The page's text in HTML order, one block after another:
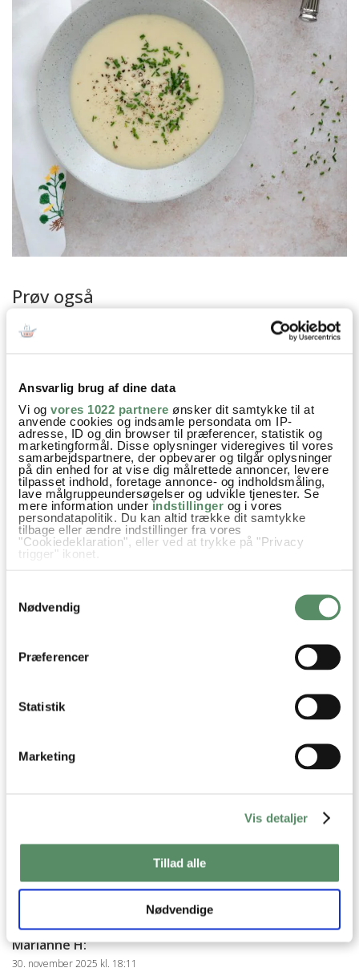
Ansvarlig brug af dine data
Vi og vores 1022 partnere ønsker dit samtykke til at
anvende cookies og indsamle persondata om IP-
adresse, ID og din browser til præferencer, statistik og
marketingformål. Disse oplysninger videregives til vores
samarbejdspartnere, der opbevarer og tilgår oplysninger
på din enhed for at vise dig målrettede annoncer, levere
tilpasset indhold, foretage annonce- og indholdsmåling,
lave målgruppeundersøgelser og udvikle tjenester. Se
mere information under indstillinger og i vores
persondatapolitik. Du kan altid trække dit samtykke
tilbage eller ændre indstillinger fra vores
"Cookiedeklaration", eller ved at trykke på "Privacy
trigger" ikonet.
Indsamle præcise oplysninger om din placering,
der kan være nøjagtig inden for få meter
Identificere din enhed baseret på en scanning af
Nødvendig
Præferencer
Statistik
Marketing
Vis detaljer
Tillad alle
Nødvendige
Prøv også
DAN DAN NOODLES RØDBEDESUPPE
Bouillon
Flødeost Ost
Har du spørgsmål til opskriften eller lyst til at sende en sød
hilsen, så kan du skrive til mig i kommentarfeltet herunder.
, hvor jeg giver svar på mange 'ofte stillede
2 KOMMENTARER
Marianne H:
30. november 2025 kl. 18:11